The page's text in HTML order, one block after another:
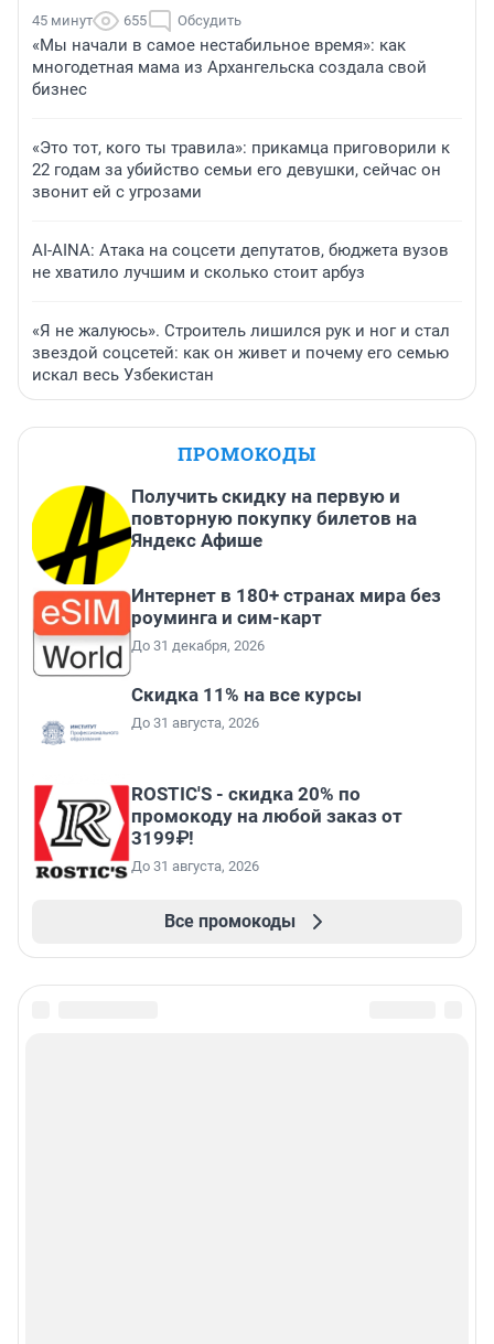
45 минут 655 Обсудить
«Мы начали в самое нестабильное время»: как
многодетная мама из Архангельска создала свой
бизнес
«Это тот, кого ты травила»: прикамца приговорили к
22 годам за убийство семьи его девушки, сейчас он
звонит ей с угрозами
AI-AINA: Атака на соцсети депутатов, бюджета вузов
не хватило лучшим и сколько стоит арбуз
«Я не жалуюсь». Строитель лишился рук и ног и стал
звездой соцсетей: как он живет и почему его семью
искал весь Узбекистан
ПРОМОКОДЫ
Получить скидку на первую и
повторную покупку билетов на
Яндекс Афише
Интернет в 180+ странах мира без
роуминга и сим-карт
До 31 декабря, 2026
Скидка 11% на все курсы
До 31 августа, 2026
ROSTIC'S - скидка 20% по
промокоду на любой заказ от
3199₽!
До 31 августа, 2026
Все промокоды